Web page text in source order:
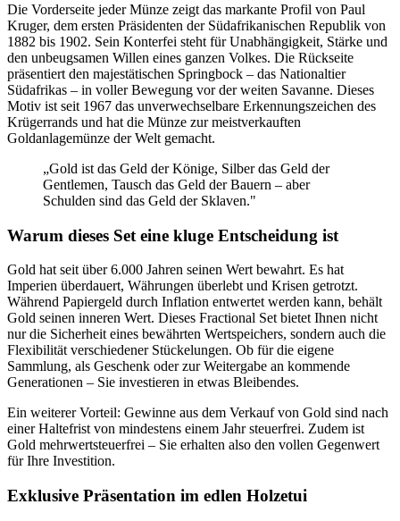
Die Vorderseite jeder Münze zeigt das markante Profil von Paul
Kruger, dem ersten Präsidenten der Südafrikanischen Republik von
1882 bis 1902. Sein Konterfei steht für Unabhängigkeit, Stärke und
den unbeugsamen Willen eines ganzen Volkes. Die Rückseite
präsentiert den majestätischen Springbock – das Nationaltier
Südafrikas – in voller Bewegung vor der weiten Savanne. Dieses
Motiv ist seit 1967 das unverwechselbare Erkennungszeichen des
Krügerrands und hat die Münze zur meistverkauften
Goldanlagemünze der Welt gemacht.
„Gold ist das Geld der Könige, Silber das Geld der
Gentlemen, Tausch das Geld der Bauern – aber
Schulden sind das Geld der Sklaven."
Warum dieses Set eine kluge Entscheidung ist
Gold hat seit über 6.000 Jahren seinen Wert bewahrt. Es hat
Imperien überdauert, Währungen überlebt und Krisen getrotzt.
Während Papiergeld durch Inflation entwertet werden kann, behält
Gold seinen inneren Wert. Dieses Fractional Set bietet Ihnen nicht
nur die Sicherheit eines bewährten Wertspeichers, sondern auch die
Flexibilität verschiedener Stückelungen. Ob für die eigene
Sammlung, als Geschenk oder zur Weitergabe an kommende
Generationen – Sie investieren in etwas Bleibendes.
Ein weiterer Vorteil: Gewinne aus dem Verkauf von Gold sind nach
einer Haltefrist von mindestens einem Jahr steuerfrei. Zudem ist
Gold mehrwertsteuerfrei – Sie erhalten also den vollen Gegenwert
für Ihre Investition.
Exklusive Präsentation im edlen Holzetui